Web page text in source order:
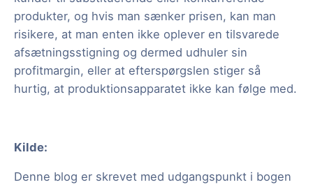
produkter, og hvis man sænker prisen, kan man
risikere, at man enten ikke oplever en tilsvarede
afsætningsstigning og dermed udhuler sin
profitmargin, eller at efterspørgslen stiger så
hurtig, at produktionsapparatet ikke kan følge med.
Kilde:
Denne blog er skrevet med udgangspunkt i bogen